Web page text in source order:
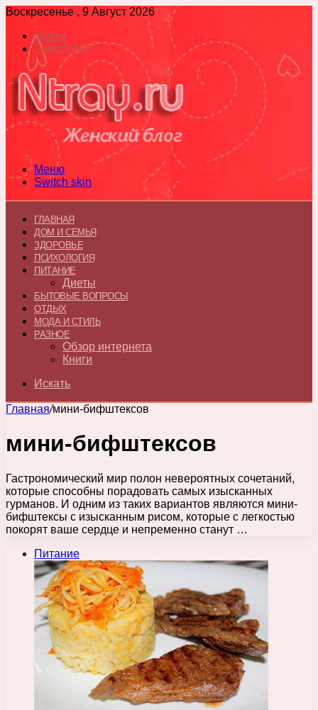
Воскресенье , 9 Август 2026
Войти
Switch skin
Меню
Switch skin
ГЛАВНАЯ
ДОМ И СЕМЬЯ
ЗДОРОВЬЕ
ПСИХОЛОГИЯ
ПИТАНИЕ
Диеты
БЫТОВЫЕ ВОПРОСЫ
ОТДЫХ
МОДА И СТИЛЬ
РАЗНОЕ
Обзор интернета
Книги
Искать
Главная/мини-бифштексов
мини-бифштексов
Гастрономический мир полон невероятных сочетаний,
которые способны порадовать самых изысканных
гурманов. И одним из таких вариантов являются мини-
бифштексы с изысканным рисом, которые с легкостью
покорят ваше сердце и непременно станут …
Питание